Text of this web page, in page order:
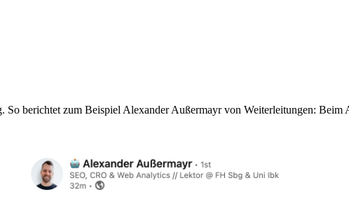
So berichtet zum Beispiel Alexander Außermayr von Weiterleitungen: